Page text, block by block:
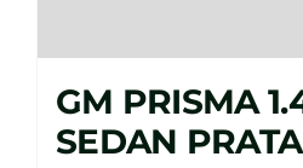
GM PRISMA
SEDAN